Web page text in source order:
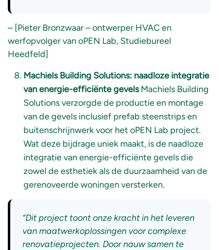
– [Pieter Bronzwaar – ontwerper HVAC en
werfopvolger van oPEN Lab, Studiebureel
Heedfeld]
Machiels Building Solutions: naadloze integratie
van energie-efficiënte gevelsMachiels Building
Solutions verzorgde de productie en montage
van de gevels inclusief prefab steenstrips en
buitenschrijnwerk voor het oPEN Lab project.
Wat deze bijdrage uniek maakt, is de naadloze
integratie van energie-efficiënte gevels die
zowel de esthetiek als de duurzaamheid van de
gerenoveerde woningen versterken.
“Dit project toont onze kracht in het leveren
van maatwerkoplossingen voor complexe
renovatieprojecten. Door nauw samen te